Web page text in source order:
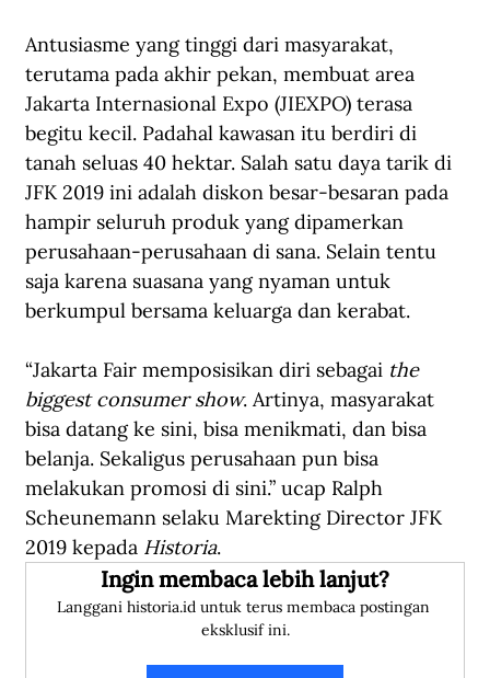
Antusiasme yang tinggi dari masyarakat,
terutama pada akhir pekan, membuat area
Jakarta Internasional Expo (JIEXPO) terasa
begitu kecil. Padahal kawasan itu berdiri di
tanah seluas 40 hektar. Salah satu daya tarik di
JFK 2019 ini adalah diskon besar-besaran pada
hampir seluruh produk yang dipamerkan
perusahaan-perusahaan di sana. Selain tentu
saja karena suasana yang nyaman untuk
berkumpul bersama keluarga dan kerabat.
“Jakarta Fair memposisikan diri sebagai the
biggest consumer show. Artinya, masyarakat
bisa datang ke sini, bisa menikmati, dan bisa
belanja. Sekaligus perusahaan pun bisa
melakukan promosi di sini.” ucap Ralph
Scheunemann selaku Marekting Director JFK
2019 kepada Historia.
Ingin membaca lebih lanjut?
Langgani historia.id untuk terus membaca postingan
eksklusif ini.